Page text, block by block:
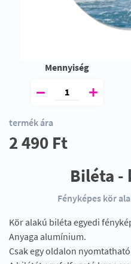
Mennyiség
termék ára
2 490 Ft
Biléta -
Fényképes kör
Kör alakú biléta egyedi
Anyaga alumínium.
Csak egy oldalon